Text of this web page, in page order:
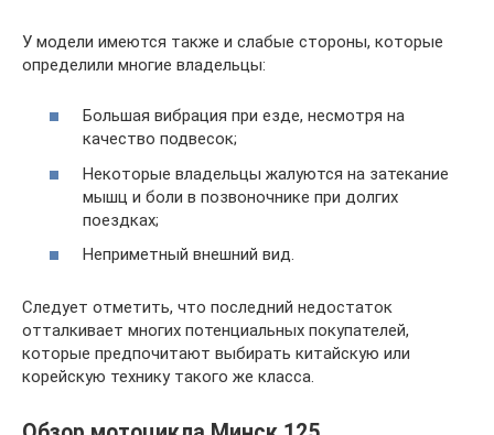
У модели имеются также и слабые стороны, которые
определили многие владельцы:
Большая вибрация при езде, несмотря на
качество подвесок;
Некоторые владельцы жалуются на затекание
мышц и боли в позвоночнике при долгих
поездках;
Неприметный внешний вид.
Следует отметить, что последний недостаток
отталкивает многих потенциальных покупателей,
которые предпочитают выбирать китайскую или
корейскую технику такого же класса.